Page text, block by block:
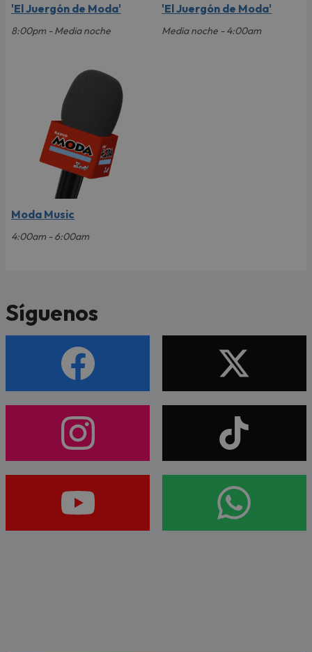
'El Juergón de Moda'
8:00pm - Media noche
'El Juergón de Moda'
Media noche - 4:00am
Moda Music
4:00am - 6:00am
Síguenos